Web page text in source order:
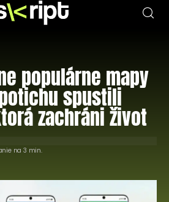
populárne mapy
spustili
zachráni život
na 3 min.